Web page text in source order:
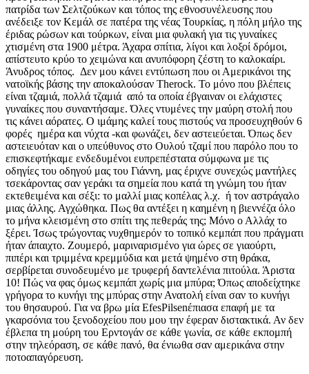
πατρίδα των Σελτζούκων και τόπος της εθνοσυνέλευσης που
ανέδειξε τον Κεμάλ σε πατέρα της νέας Τουρκίας, η πόλη μήλο της
έριδας ρώσων και τούρκων, είναι μια φυλακή για τις γυναίκες
χτισμένη στα 1900 μέτρα. Άχαρα σπίτια, λίγοι και λοξοί δρόμοι,
απίστευτο κρύο το χειμώνα και ανυπόφορη ζέστη το καλοκαίρι.
Άνυδρος τόπος. Δεν μου κάνει εντύπωση που οι Αμερικάνοι της
νατοϊκής βάσης την αποκαλούσαν Therock. Το μόνο που βλέπεις
είναι τζαμιά, πολλά τζαμιά από τα οποία έβγαιναν οι ελάχιστες
γυναίκες που συναντήσαμε. Όλες ντυμένες την μαύρη στολή που
τις κάνει αόρατες. Ο ιμάμης καλεί τους πιστούς να προσευχηθούν 6
φορές ημέρα και νύχτα -και φωνάζει, δεν αστειεύεται. Όπως δεν
αστειευόταν και ο υπεύθυνος στο Ουλού τζαμί που παρόλο που το
επισκεφτήκαμε ενδεδυμένοι ευπρεπέστατα σύμφωνα με τις
οδηγίες του οδηγού μας του Γιάννη, μας έριχνε συνεχώς μαντήλες
τσεκάροντας σαν γεράκι τα σημεία που κατά τη γνώμη του ήταν
εκτεθειμένα και σέξι: το μαλλί μιας κοπέλας λ.χ. ή τον αστράγαλο
μιας άλλης. Αγχώθηκα. Πως θα αντέξει η καημένη η βιεννέζα όλο
το μήνα κλεισμένη στο σπίτι της πεθεράς της; Μόνο ο Αλλάχ το
ξέρει. Ίσως τρώγοντας νυχθημερόν το τοπικό κεμπάπ που πράγματι
ήταν άπαιχτο. Ζουμερό, μαριναρισμένο για ώρες σε γιαούρτι,
πιπέρι και τριμμένα κρεμμύδια και μετά ψημένο στη θράκα,
σερβίρεται συνοδευμένο με τρυφερή δαντελένια πιτούλα. Άριστα
10! Πώς να φας όμως κεμπάπ χωρίς μια μπύρα; Όπως αποδείχτηκε
γρήγορα το κυνήγι της μπύρας στην Ανατολή είναι σαν το κυνήγι
του θησαυρού. Για να βρω μία EfesPilsenέπιασα επαφή με τα
γκαρσόνια του ξενοδοχείου που μου την έφεραν διστακτικά. Αν δεν
έβλεπα τη μούρη του Ερντογάν σε κάθε γωνία, σε κάθε εκπομπή
στην τηλεόραση, σε κάθε πανό, θα ένιωθα σαν αμερικάνα στην
ποτοαπαγόρευση.